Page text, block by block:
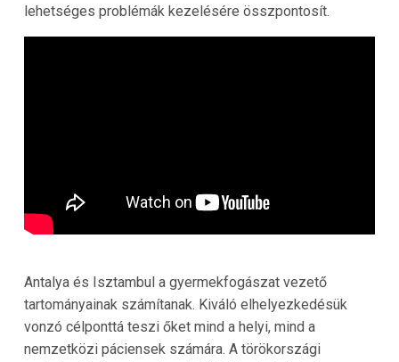
lehetséges problémák kezelésére összpontosít.
Antalya és Isztambul a gyermekfogászat vezető
tartományainak számítanak. Kiváló elhelyezkedésük
vonzó célponttá teszi őket mind a helyi, mind a
nemzetközi páciensek számára. A törökországi